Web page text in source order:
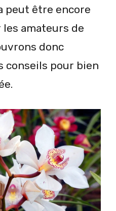
peut être encore
amateurs de
donc
conseils pour bien